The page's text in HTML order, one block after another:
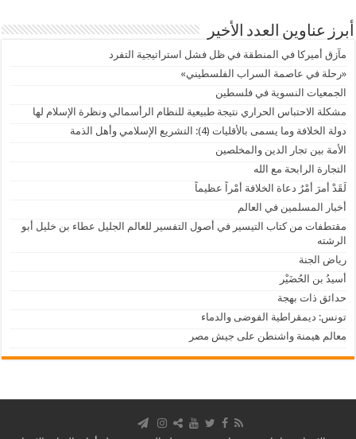
أبرز عناوين العدد الأخير
مآزق أميركا في المنطقة في ظل فشل استراتيجية التفرد
«رحلة في عاصمة السراب الفلسطيني»
الجمعيات النسوية في فلسطين
مشكلة الاحتباس الحراري نتيجة طبيعية للنظام الرأسمالي ونظرة الإسلام لها
دولة الخلافة وما يسمى بالأقليات (4): التشريع الإسلامي وأهل الذمة
الأمة بين تجار الدين والمخلصين
التجارة الرابحة مع الله
لَقَدْ أَمرَ أَمْرُ دعاة الخلافة أمْراً عظيماً
أخبار المسلمين في العالم
مقتطفات من كتاب التيسير في أصول التفسير للعالم الجليل عطاء بن خليل أبو
الرشته
رياض الجنة
أسيدُ بن الحُضَيْر
حدائق ذات بهجة
تونس: ديمقراطية الفوضى والدماء
معالم هيمنة واشنطن على جيش مصر